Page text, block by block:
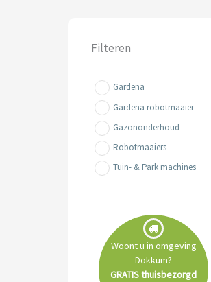
Filteren
Gardena
Gardena robotmaaier
Gazononderhoud
Robotmaaiers
Tuin- & Park machines
Woont u in omgeving
Dokkum?
GRATIS thuisbezorgd